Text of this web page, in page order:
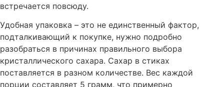
встречается повсюду.
Удобная упаковка – это не единственный фактор,
подталкивающий к покупке, нужно подробно
разобраться в причинах правильного выбора
кристаллического сахара. Сахар в стиках
поставляется в разном количестве. Вес каждой
порции составляет 5 грамм, что примерно